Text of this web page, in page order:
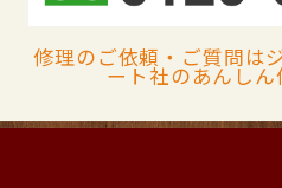
修理のご依頼・ご質問は
ート社のあんし